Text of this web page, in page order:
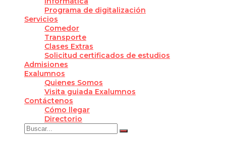
Programa de digitalización
Servicios
Comedor
Transporte
Clases Extras
Solicitud certificados de estudios
Admisiones
Exalumnos
Quienes Somos
Visita guiada Exalumnos
Contáctenos
Cómo llegar
Directorio